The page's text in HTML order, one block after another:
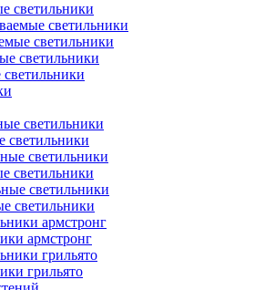
светильники
светильники
светильники
светильники
светильники
армстронг
грильято